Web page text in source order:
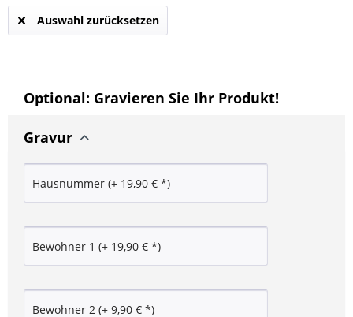
Auswahl zurücksetzen
Optional: Gravieren Sie Ihr Produkt!
Gravur